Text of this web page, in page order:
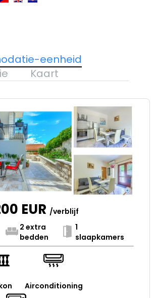
eenheid
Kaart
EUR /verblijf
2 extra
bedden
1
slaapkamers
Airconditioning